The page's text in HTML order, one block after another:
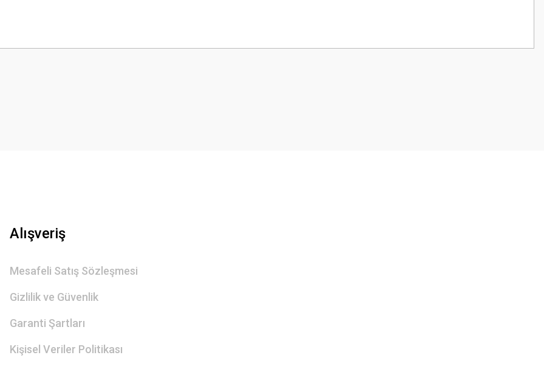
Alışveriş
Mesafeli Satış Sözleşmesi
Gizlilik ve Güvenlik
Garanti Şartları
Kişisel Veriler Politikası